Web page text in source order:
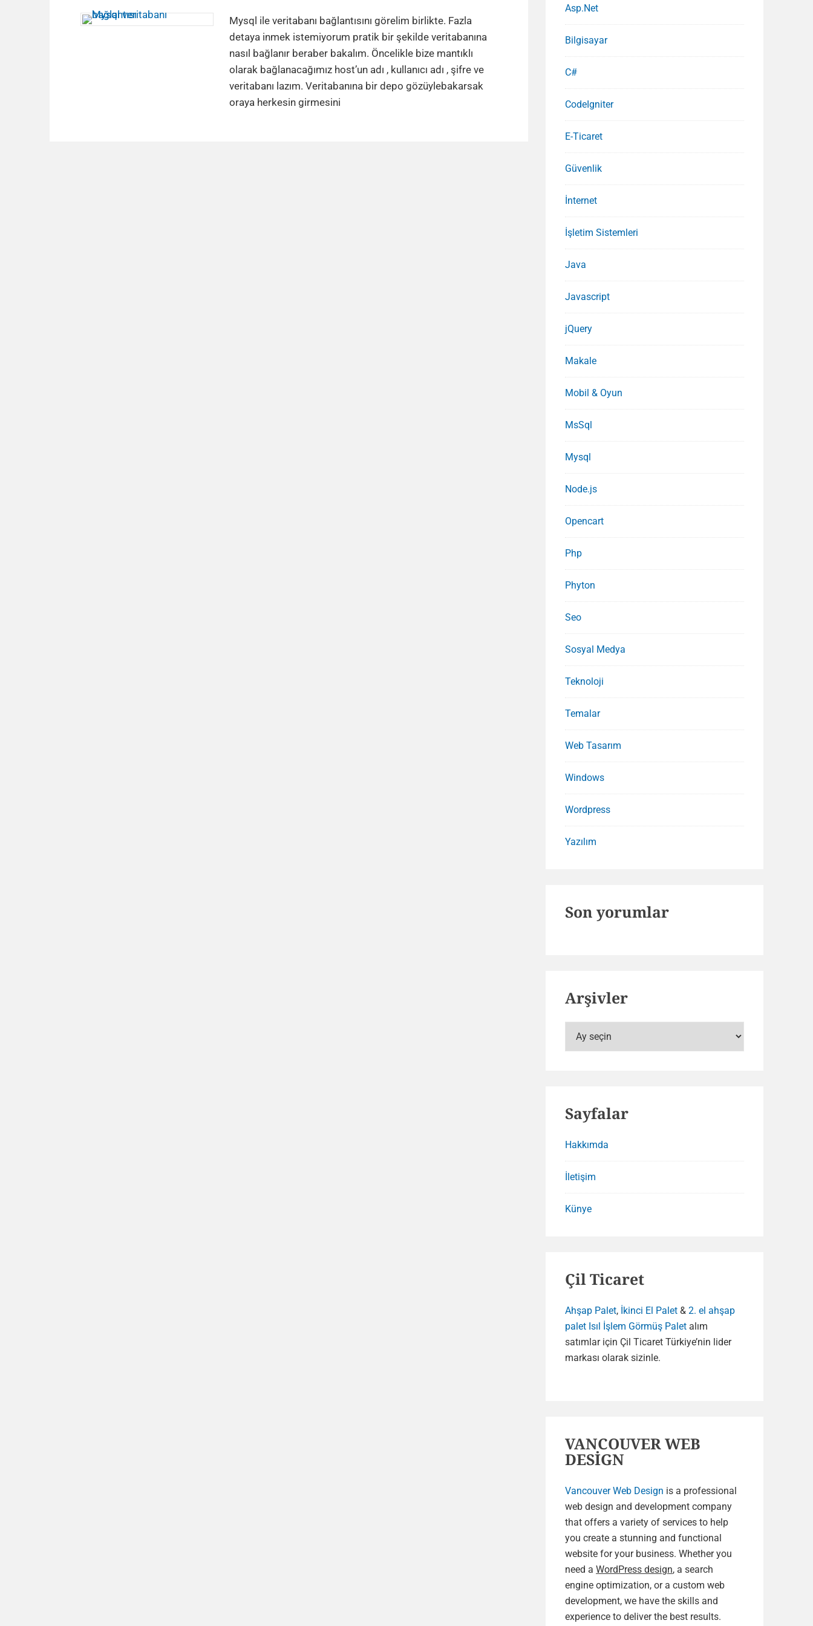
veritabanı
bağlantısı
Mysql ile veritabanı bağlantısını görelim birlikte. Fazla
detaya inmek istemiyorum pratik bir şekilde veritabanına
nasıl bağlanır beraber bakalım. Öncelikle bize mantıklı
olarak bağlanacağımız host’un adı , kullanıcı adı , şifre ve
veritabanı lazım. Veritabanına bir depo gözüylebakarsak
oraya herkesin girmesini
Asp.Net
Bilgisayar
C#
CodeIgniter
E-Ticaret
Güvenlik
İnternet
İşletim Sistemleri
Java
Javascript
jQuery
Makale
Mobil & Oyun
MsSql
Mysql
Node.js
Opencart
Php
Phyton
Seo
Sosyal Medya
Teknoloji
Temalar
Web Tasarım
Windows
Wordpress
Yazılım
Son yorumlar
Arşivler
Sayfalar
Hakkımda
İletişim
Künye
Çil Ticaret
Ahşap Palet, İkinci El Palet &2. el ahşap
palet Isıl İşlem Görmüş Palet alım
satımlar için Çil Ticaret Türkiye’nin lider
markası olarak sizinle.
VANCOUVER WEB
DESİGN
Vancouver Web Design is a professional
web design and development company
that offers a variety of services to help
you create a stunning and functional
website for your business. Whether you
need aWordPress design, a search
engine optimization, or a custom web
development, we have the skills and
experience to deliver the best results.